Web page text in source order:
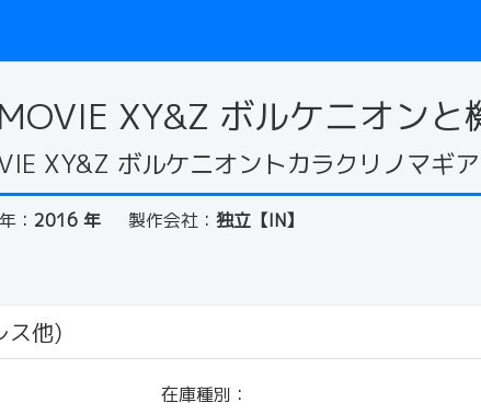
XY&Z ボルケニオンと
XY&Z ボルケニオントカラクリノマギア
： 2016 年 製作会社： 独立【IN】
ス他)
在庫種別：